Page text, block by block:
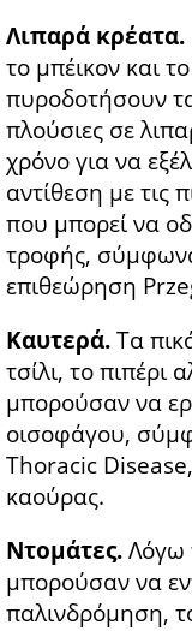
Λιπαρά κρέατα.
το μπέικον και
πυροδοτήσουν
πλούσιες σε
χρόνο για να
αντίθεση με τις
που μπορεί να
τροφής,
επιθεώρηση
Καυτερά.Τα
τσίλι, το πιπέρι
μπορούσαν να
οισοφάγου,
Thoracic
καούρας.
Ντομάτες.Λόγω
μπορούσαν να
παλινδρόμηση,